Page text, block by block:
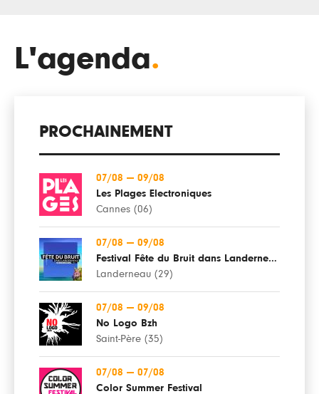
L'agenda.
PROCHAINEMENT
07/08 — 09/08
Les Plages Electroniques
Cannes (06)
07/08 — 09/08
Festival Fête du Bruit dans Landerneau
Landerneau (29)
07/08 — 09/08
No Logo Bzh
Saint-Père (35)
07/08 — 07/08
Color Summer Festival